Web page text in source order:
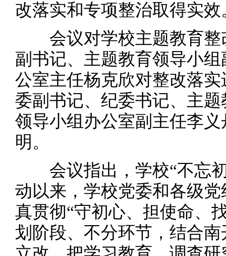
改落实和专项整治取得实效
会议对学校主题教育整
副书记、主题教育领导小
公室主任杨克欣对整改落
委副书记、纪委书记、主
领导小组办公室副主任李
明。
会议指出，学校“不忘初
动以来，学校党委和各级
真贯彻“守初心、担使命、
划阶段、不分环节，结合